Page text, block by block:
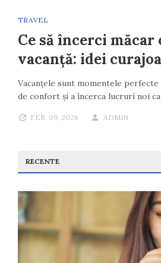
TRAVEL
Ce să încerci
vacanță: idei
Vacanțele sunt momentele
de confort și a încerca lucruri noi
FEB. 09, 2026 ADMIN
RECENTE